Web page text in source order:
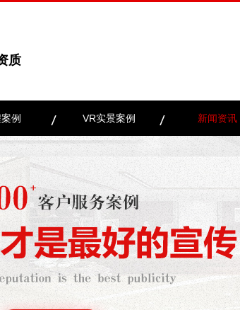
质
例 VR实景案例 新闻资讯